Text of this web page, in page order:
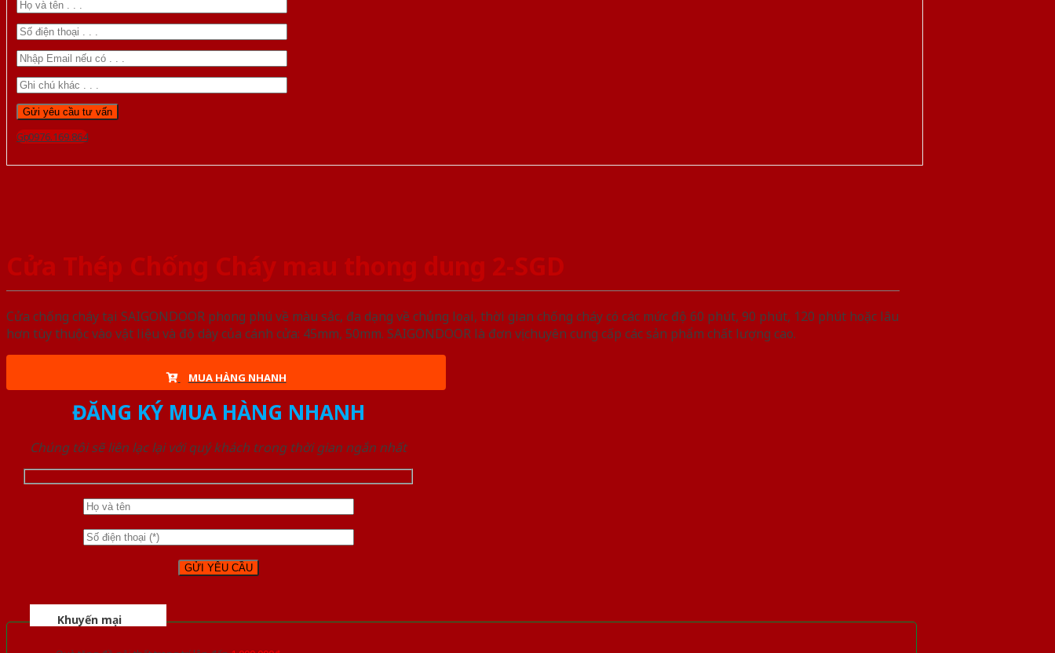
Gọi 0976.169.864
Cửa Thép Chống Cháy mau thong dung 2-SGD
Cửa chống cháy tại SAIGONDOOR phong phú về màu sắc, đa dạng về chủng loại, thời gian chống cháy có các mức độ 60 phút, 90 phút, 120 phút hoặc lâu
hơn tùy thuộc vào vật liệu và độ dày của cánh cửa: 45mm, 50mm. SAIGONDOOR là đơn vị chuyên cung cấp các sản phẩm chất lượng cao.
MUA HÀNG NHANH
ĐĂNG KÝ MUA HÀNG NHANH
Chúng tôi sẽ liên lạc lại với quý khách trong thời gian ngắn nhất
Khuyến mại